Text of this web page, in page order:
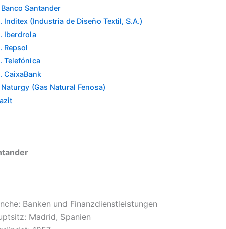
Banco Santander
Inditex (Industria de Diseño Textil, S.A.)
Iberdrola
Repsol
Telefónica
CaixaBank
Naturgy (Gas Natural Fenosa)
Banken und Finanzdienstleistungen
Madrid, Spanien